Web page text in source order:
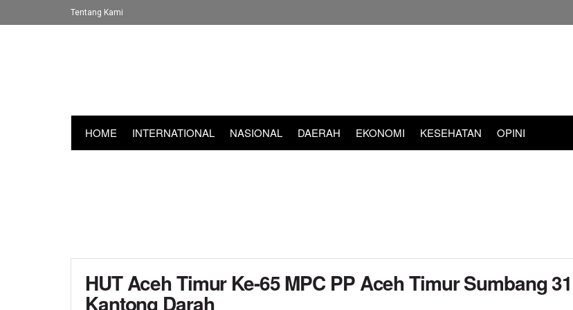
Tentang Kami
HOME INTERNATIONAL NASIONAL DAERAH EKONOMI KESEHATAN OPINI
HUT Aceh Timur Ke-65 MPC PP Aceh Timur Sumbang 31
Kantong Darah